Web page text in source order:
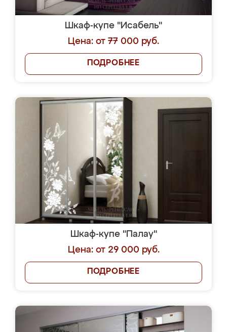
Шкаф-купе "Исабель"
Цена: от 77 000 руб.
ПОДРОБНЕЕ
Шкаф-купе "Палау"
Цена: от 29 000 руб.
ПОДРОБНЕЕ